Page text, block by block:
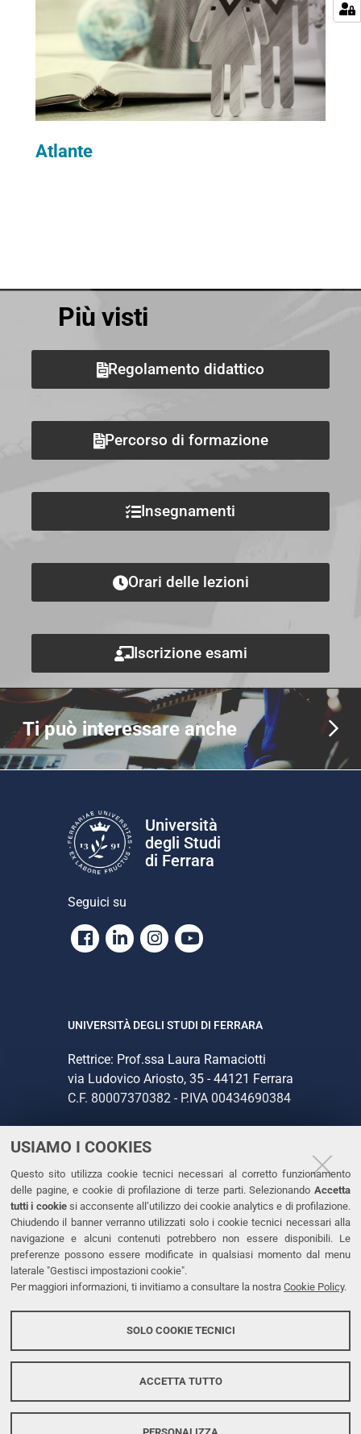
USIAMO I COOKIES
Questo sito utilizza cookie tecnici necessari al corretto funzionamento
delle pagine, e cookie di profilazione di terze parti. Selezionando Accetta
tutti i cookiesi acconsente all’utilizzo dei cookie analytics e di profilazione.
Chiudendo il banner verranno utilizzati solo i cookie tecnici necessari alla
navigazione e alcuni contenuti potrebbero non essere disponibili. Le
preferenze possono essere modificate in qualsiasi momento dal menu
laterale "Gestisci impostazioni cookie".
Per maggiori informazioni, ti invitiamo a consultare la nostra Cookie Policy.
SOLO COOKIE TECNICI
ACCETTA TUTTO
Atlante
Più visti
Regolamento didattico
Percorso di formazione
Insegnamenti
Orari delle lezioni
Iscrizione esami
Ti può interessare anche
Università
degli Studi
di Ferrara
Seguici su
Facebook
LinkedinInstagram
Youtube
UNIVERSITÀ DEGLI STUDI DI FERRARA
Rettrice: Prof.ssa Laura Ramaciotti
via Ludovico Ariosto, 35 - 44121 Ferrara
C.F. 80007370382 - P.IVA 00434690384
CONTATTI
Tel. +39 0532 293111
Fax. +39 0532 293031
PEC
LINKS
Dichiarazione di accessibilità
Protezione dati personali